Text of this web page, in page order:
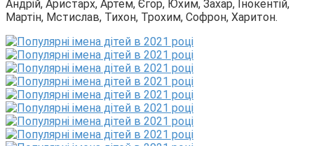
Андрій, Аристарх, Артем, Єгор, Юхим, Захар, Інокентій,
Мартін, Мстислав, Тихон, Трохим, Софрон, Харитон.